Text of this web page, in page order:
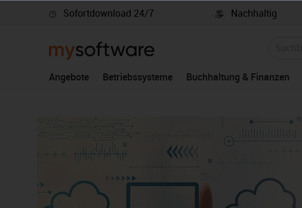
Zur Hauptnavigation springen
Sofortdownload 24/7 Nachhaltig
Angebote Betriebssysteme Buchhaltung & Finanzen